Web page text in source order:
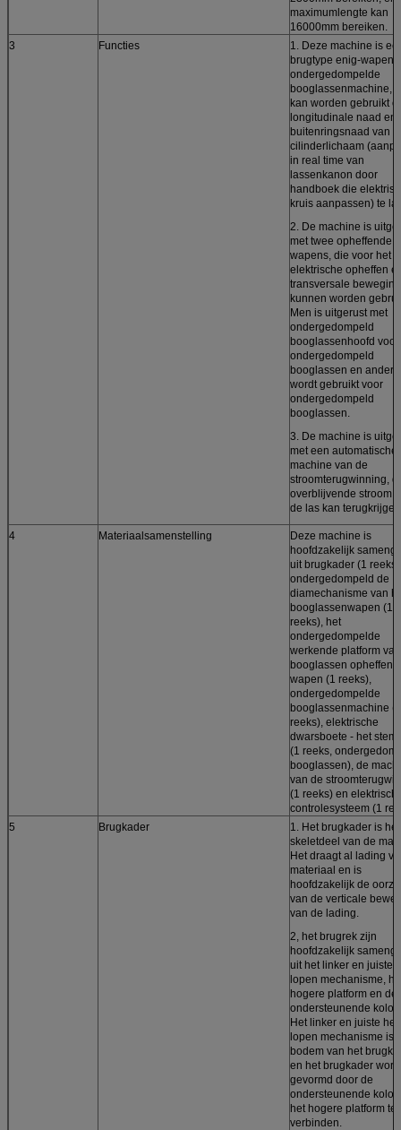
maximumlengte kan
16000mm bereiken.
3
Functies
1. Deze machine is
brugtype enig-wapen
ondergedompelde
booglassenmachine,
kan worden gebruikt
longitudinale naad en
buitenringsnaad van
cilinderlichaam
in real time van
lassenkanon door
handboek die
kruis aanpassen) te
2. De machine is
met twee opheffende
wapens, die voor het
elektrische opheffen
transversale beweging
kunnen worden
Men is uitgerust met
ondergedompeld
booglassenhoofd voor
ondergedompeld
booglassen en andere
wordt gebruikt voor
ondergedompeld
booglassen.
3. De machine is
met een automatische
machine van de
stroomterugwinning,
overblijvende stroom
de las kan
4 Materiaalsamenstelling
Deze machine is
hoofdzakelijk
uit brugkader (1
ondergedompeld de
diamechanisme van
booglassenwapen (1
reeks), het
ondergedompelde
werkende platform
booglassen
wapen (1 reeks),
ondergedompelde
booglassenmachine (1
reeks), elektrische
dwarsboete - het
(1 reeks,
booglassen), de
van de
(1 reeks) en elektrisch
controlesysteem (1
5
Brugkader
1. Het brugkader is het
skeletdeel van de
Het draagt al lading
materiaal en is
hoofdzakelijk de
van de verticale
van de lading.
2, het brugrek zijn
hoofdzakelijk
uit het linker en juiste
lopen mechanisme,
hogere platform en de
ondersteunende
Het linker en juiste het
lopen mechanisme is
bodem van het
en het brugkader
gevormd door de
ondersteunende
het hogere platform te
verbinden.